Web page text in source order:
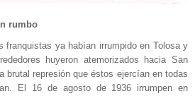
rumbo
franquistas ya habían irrumpido en Tolosa y
huyeron atemorizados hacia San
brutal represión que éstos ejercían en todas
El 16 de agosto de 1936 irrumpen en